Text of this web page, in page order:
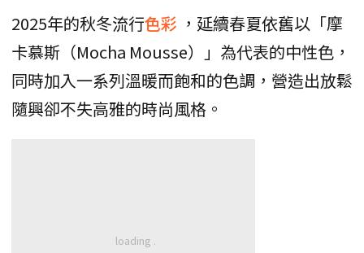
2025年的秋冬流行色彩 ，延續春夏依舊以「摩
卡慕斯（Mocha Mousse）」為代表的中性色，
同時加入一系列溫暖而飽和的色調，營造出放鬆
隨興卻不失高雅的時尚風格。